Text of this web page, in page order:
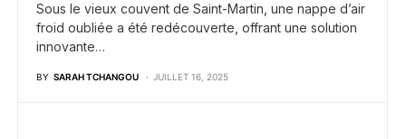
Sous le vieux couvent de Saint-Martin, une nappe d’air
froid oubliée a été redécouverte, offrant une solution
innovante…
BY SARAH TCHANGOU JUILLET 16, 2025